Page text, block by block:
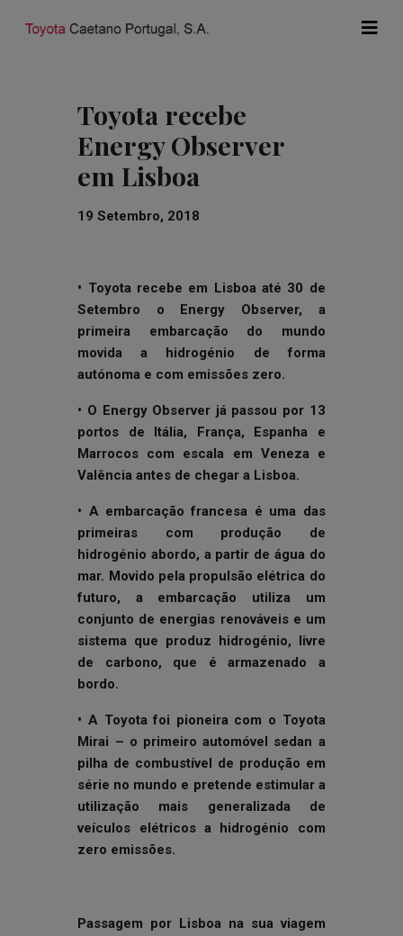
Toyota recebe
Energy Observer
em Lisboa
19 Setembro, 2018
• Toyota recebe em Lisboa até 30 de
Setembro o Energy Observer, a
primeira embarcação do mundo
movida a hidrogénio de forma
autónoma e com emissões zero.
• O Energy Observer já passou por 13
portos de Itália, França, Espanha e
Marrocos com escala em Veneza e
Valência antes de chegar a Lisboa.
• A embarcação francesa é uma das
primeiras com produção de
hidrogénio abordo, a partir de água do
mar. Movido pela propulsão elétrica do
futuro, a embarcação utiliza um
conjunto de energias renováveis e um
sistema que produz hidrogénio, livre
de carbono, que é armazenado a
bordo.
• A Toyota foi pioneira com o Toyota
Mirai – o primeiro automóvel sedan a
pilha de combustível de produção em
série no mundo e pretende estimular a
utilização mais generalizada de
veículos elétricos a hidrogénio com
zero emissões.
Passagem por Lisboa na sua viagem